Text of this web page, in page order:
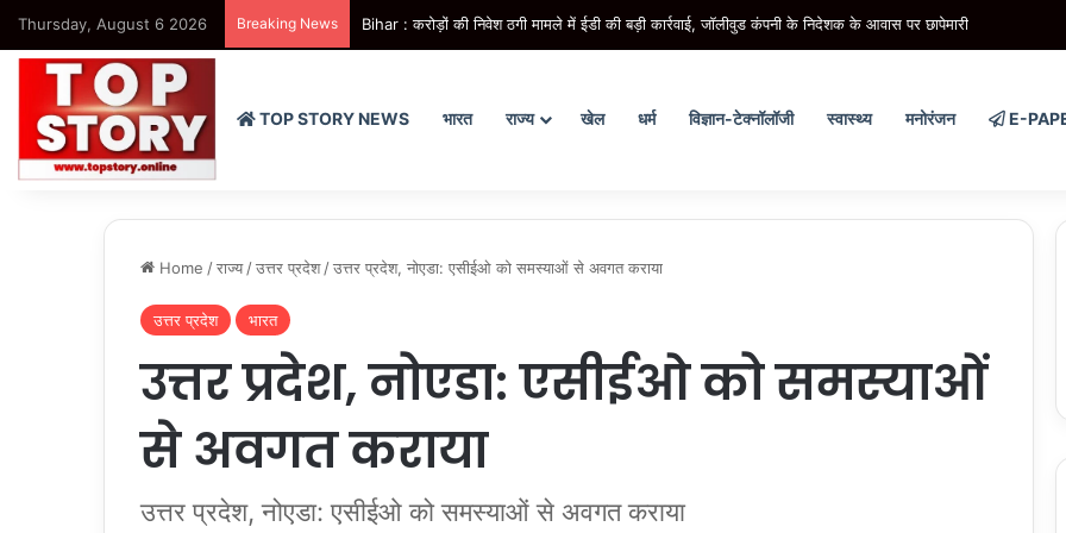
Thursday, August 6 2026 Breaking News Bihar : करोड़ों की निवेश ठगी मामले में ईडी की बड़ी कार्रवाई, जॉलीवुड कंपनी के निदेशक के आवास पर छापेमारी
TOP STORY NEWS भारत राज्य खेल धर्म विज्ञान-टेक्नॉलॉजी स्वास्थ्य मनोरंजन E-
Home /राज्य /उत्तर प्रदेश /उत्तर प्रदेश, नोएडा: एसीईओ को समस्याओं से अवगत कराया
उत्तर प्रदेश भारत
उत्तर प्रदेश, नोएडा: एसीईओ को समस्याओं
से अवगत कराया
उत्तर प्रदेश, नोएडा: एसीईओ को समस्याओं से अवगत कराया